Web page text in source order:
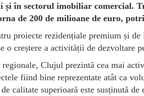
și în sectorul imobiliar comercial.
de 200 de milioane de euro,
proiecte rezidențiale premium și de
creștere a activității de dezvoltare
regionale, Clujul prezintă cea mai
fiind bine reprezentate atât ca
calitate superioară este susținută de